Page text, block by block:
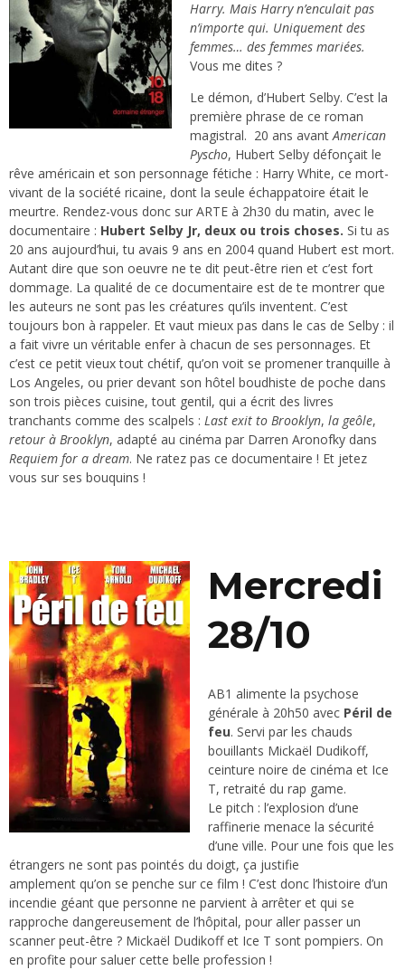
Harry. Mais Harry n’enculait pas
n’importe qui. Uniquement des
femmes… des femmes mariées.
Vous me dites ?
Le démon, d’Hubert Selby. C’est la
première phrase de ce roman
magistral. 20 ans avant American
Pyscho, Hubert Selby défonçait le
rêve américain et son personnage fétiche : Harry White, ce mort-
vivant de la société ricaine, dont la seule échappatoire était le
meurtre. Rendez-vous donc sur ARTE à 2h30 du matin, avec le
documentaire : Hubert Selby Jr, deux ou trois choses. Si tu as
20 ans aujourd’hui, tu avais 9 ans en 2004 quand Hubert est mort.
Autant dire que son oeuvre ne te dit peut-être rien et c’est fort
dommage. La qualité de ce documentaire est de te montrer que
les auteurs ne sont pas les créatures qu’ils inventent. C’est
toujours bon à rappeler. Et vaut mieux pas dans le cas de Selby : il
a fait vivre un véritable enfer à chacun de ses personnages. Et
c’est ce petit vieux tout chétif, qu’on voit se promener tranquille à
Los Angeles, ou prier devant son hôtel boudhiste de poche dans
son trois pièces cuisine, tout gentil, qui a écrit des livres
tranchants comme des scalpels : Last exit to Brooklyn, la geôle,
retour à Brooklyn, adapté au cinéma par Darren Aronofky dans
Requiem for a dream. Ne ratez pas ce documentaire ! Et jetez
vous sur ses bouquins !
Mercredi
28/10
AB1 alimente la psychose
générale à 20h50 avec Péril de
feu. Servi par les chauds
bouillants Mickaël Dudikoff,
ceinture noire de cinéma et Ice
T, retraité du rap game.
Le pitch : l’explosion d’une
raffinerie menace la sécurité
d’une ville. Pour une fois que les
étrangers ne sont pas pointés du doigt, ça justifie
amplement qu’on se penche sur ce film ! C’est donc l’histoire d’un
incendie géant que personne ne parvient à arrêter et qui se
rapproche dangereusement de l’hôpital, pour aller passer un
scanner peut-être ? Mickaël Dudikoff et Ice T sont pompiers. On
en profite pour saluer cette belle profession !